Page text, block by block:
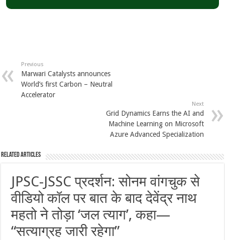
Previous
Marwari Catalysts announces
World’s first Carbon – Neutral
Accelerator
Next
Grid Dynamics Earns the AI and
Machine Learning on Microsoft
Azure Advanced Specialization
Related Articles
JPSC-JSSC प्रदर्शन: सोनम वांगचुक से
वीडियो कॉल पर बात के बाद देवेंद्र नाथ
महतो ने तोड़ा ‘जल त्याग’, कहा—
“सत्याग्रह जारी रहेगा”